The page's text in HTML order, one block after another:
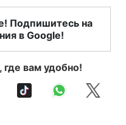
Подпишитесь на
в Google!
где вам удобно!